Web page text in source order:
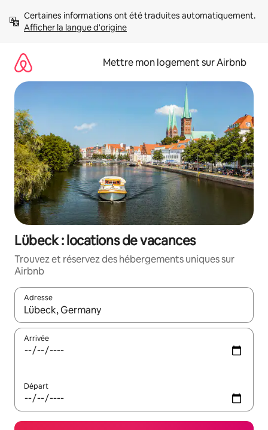
directement
Afficher la langue d'origine
Mettre mon logement sur Airbnb
Lübeck : locations de vacances
Trouvez et réservez des hébergements uniques sur
Airbnb
Adresse
Lorsque les résultats s'affichent, utilisez les flèches vers le
Arrivée
Départ